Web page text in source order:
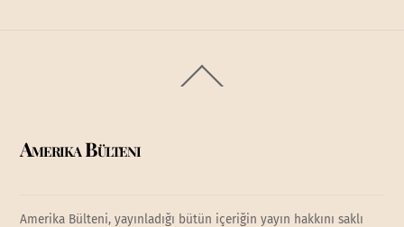
To
Amerika Bülteni
Amerika Bülteni, yayınladığı bütün içeriğin yayın hakkını saklı